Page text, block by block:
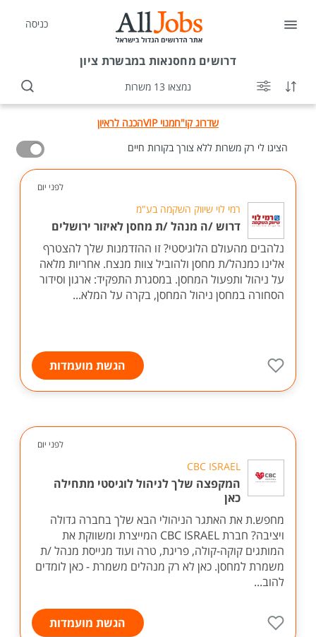
כניסה
דרושים מחסנאות במבשרת ציון
נמצאו 13 משרות
שדרוג קו"חמנוי VIP
הכנה לראיון
הציגו לי רק משרות ללא צורך בקורות חיים
לפני יום
רמי לוי שיווק השקמה בע"מ
דרוש /ה מנהל /ת מחסן לאיזור ירושלים
נלהבים מהעולם הלוגיסטי? זו ההזדמנות שלך להצטרף
אלינו כמנהל/ת מחסן ולהוביל צוות מנצח. אחריות מלאה
על ניהול ותפעול המחסן. במסגרת התפקיד: ארגון וסידור
הסחורה במחסן ניהול המחסן, בקרה על המלא...
הגשת מועמדות
לפני יום
CBC ISRAEL
המקפצה שלך לניהול לוגיסטי מתחילה
כאן
מחפש.ת את האתגר הניהולי הבא שלך בחברה גדולה
ויציבה? חברת CBC ISRAEL המייצרת ומשווקת את
המותגים קוקה-קולה, פריגת, טרה ועוד מגייסת מנהל /ת
משמרת למחסן. כאן לא רק מנהלים משמרת - כאן לומדים
להוב...
הגשת מועמדות